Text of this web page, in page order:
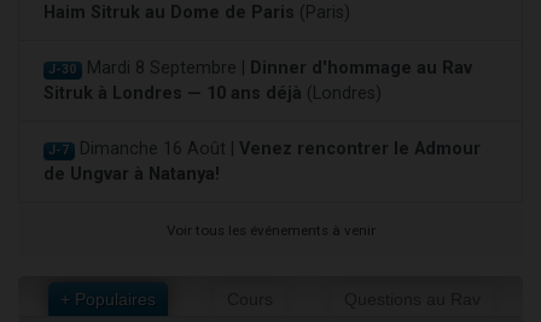
Haim Sitruk au Dome de Paris (Paris)
J-30 Mardi 8 Septembre |
Dinner d'hommage au Rav
Sitruk à Londres — 10 ans déjà (Londres)
J-7 Dimanche 16 Août | Venez rencontrer le Admour
de Ungvar à Natanya!
Voir tous les événements à venir
+ Populaires